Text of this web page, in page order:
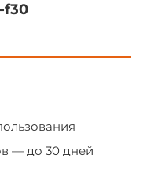
f30
— до 30 дней